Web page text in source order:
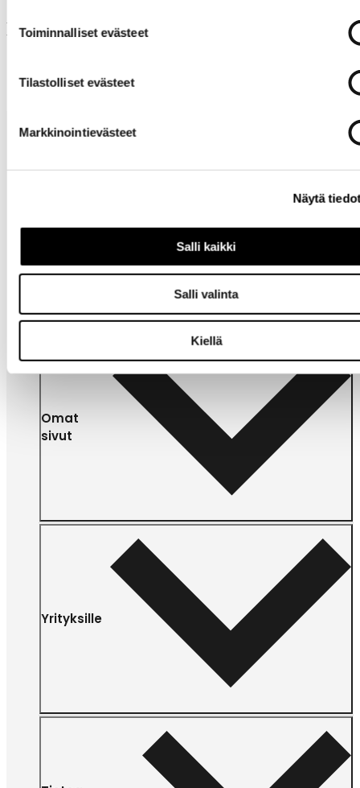
Toiminnalliset evästeet
Tilastolliset evästeet
Markkinointievästeet
Näytä
Salli kaikki
Salli valinta
Kiellä
Muut ostivat myös
Omat
sivut
Yrityksille